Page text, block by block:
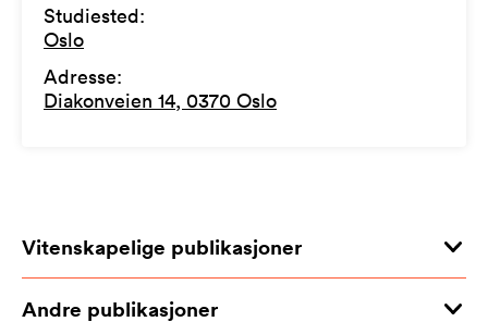
Studiested:
Oslo
Adresse:
Diakonveien 14, 0370 Oslo
Vitenskapelige publikasjoner
Andre publikasjoner